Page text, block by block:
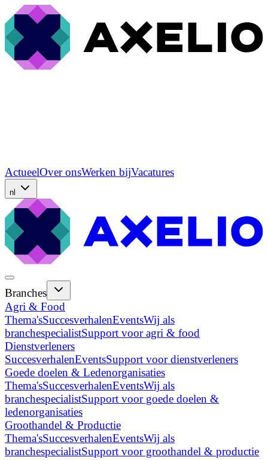
ActueelOver onsWerken bijVacatures
nl
Branches
Agri & Food
Thema'sSuccesverhalenEventsWij als
branchespecialistSupport voor agri & food
Dienstverleners
SuccesverhalenEventsSupport voor dienstverleners
Goede doelen & Ledenorganisaties
Thema'sSuccesverhalenEventsWij als
branchespecialistSupport voor goede doelen &
ledenorganisaties
Groothandel & Productie
Thema'sSuccesverhalenEventsWij als
branchespecialistSupport voor groothandel & productie